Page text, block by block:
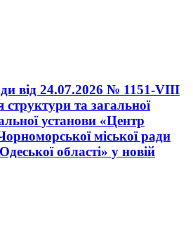
від 24.07.2026 № 1151-VIII
та загальної
установи «Центр
міської ради
області» у новій